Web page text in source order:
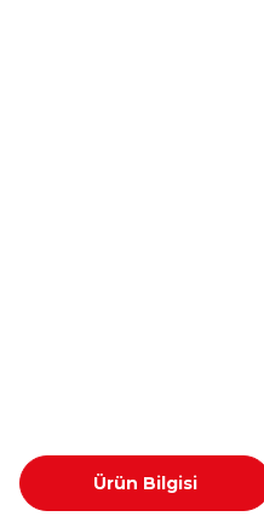
Ürün Bilgisi